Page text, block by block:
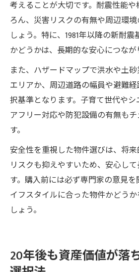
考えることが大切です。耐震性能
ろん、災害リスクの有無や周辺環
しょう。特に、1981年以降の新耐
かどうかは、長期的な安心につなが
また、ハザードマップで洪水や土
エリアか、周辺道路の幅員や避難
択基準となります。子育て世代や
アフリー対応や防犯設備の有無も
す。
安全性を重視した物件選びは、将
リスクも抑えやすいため、安心し
す。購入前には必ず専門家の意見
イフスタイルに合った物件かどう
しょう。
20年後も資産価値が落